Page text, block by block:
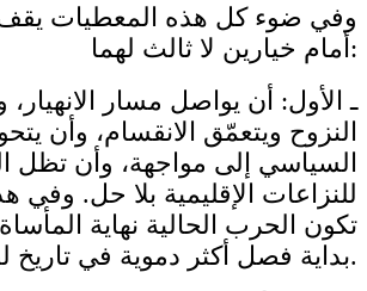
وفي ضوء كل هذه المعطيات يقف
أمام خيارين لا ثالث لهما:
ـ الأول: أن يواصل مسار الانهيار،
النزوح ويتعمّق الانقسام، وأن
السياسي إلى مواجهة، وأن تظل
للنزاعات الإقليمية بلا حل. وفي
تكون الحرب الحالية نهاية
بداية فصل أكثر دموية في تاريخ لبنان.